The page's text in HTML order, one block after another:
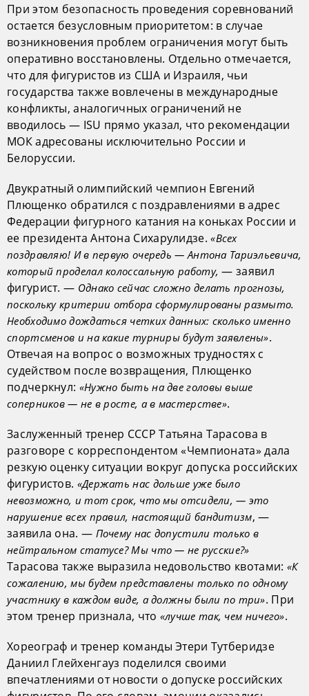
При этом безопасность проведения соревнований
остается безусловным приоритетом: в случае
возникновения проблем ограничения могут быть
оперативно восстановлены. Отдельно отмечается,
что для фигуристов из США и Израиля, чьи
государства также вовлечены в международные
конфликты, аналогичных ограничений не
вводилось — ISU прямо указал, что рекомендации
МОК адресованы исключительно России и
Белоруссии.
Двукратный олимпийский чемпион Евгений
Плющенко обратился с поздравлениями в адрес
Федерации фигурного катания на коньках России и
ее президента Антона Сихарулидзе.«Всех
поздравляю! И в первую очередь — Антона Тариэльевича,
который проделал колоссальную работу, — заявил
фигурист. — Однако сейчас сложно делать прогнозы,
поскольку критерии отбора сформулированы размыто.
Необходимо дождаться четких данных: сколько именно
спортсменов и на какие турниры будут заявлены».
Отвечая на вопрос о возможных трудностях с
судейством после возвращения, Плющенко
подчеркнул: «Нужно быть на две головы выше
соперников — не в росте, а в мастерстве».
Заслуженный тренер СССР Татьяна Тарасова в
разговоре с корреспондентом «Чемпионата» дала
резкую оценку ситуации вокруг допуска российских
фигуристов. «Держать нас дольше уже было
невозможно, и тот срок, что мы отсидели, — это
нарушение всех правил, настоящий бандитизм, —
заявила она. — Почему нас допустили только в
нейтральном статусе? Мы что — не русские?»
Тарасова также выразила недовольство квотами: «К
сожалению, мы будем представлены только по одному
участнику в каждом виде, а должны были по три». При
этом тренер признала, что «лучше так, чем ничего».
Хореограф и тренер команды Этери Тутберидзе
Даниил Глейхенгауз поделился своими
впечатлениями от новости о допуске российских